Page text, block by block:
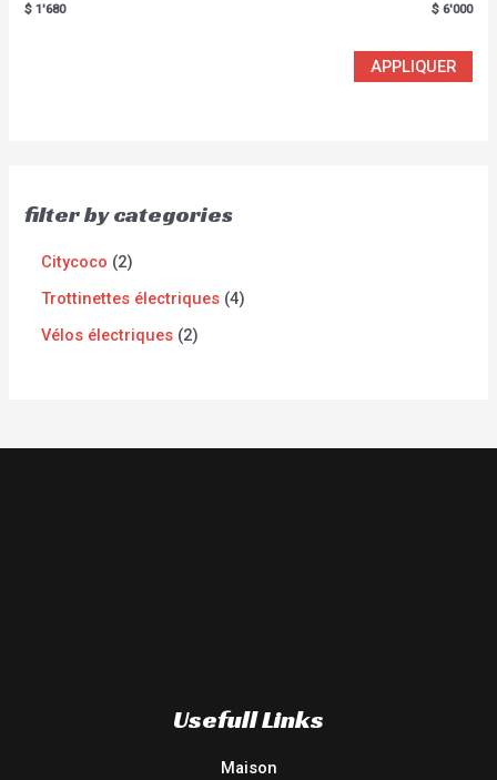
$ 1'680 $ 6'000
APPLIQUER
filter by categories
Citycoco 2
Trottinettes électriques 4
Vélos électriques 2
Usefull Links
Maison